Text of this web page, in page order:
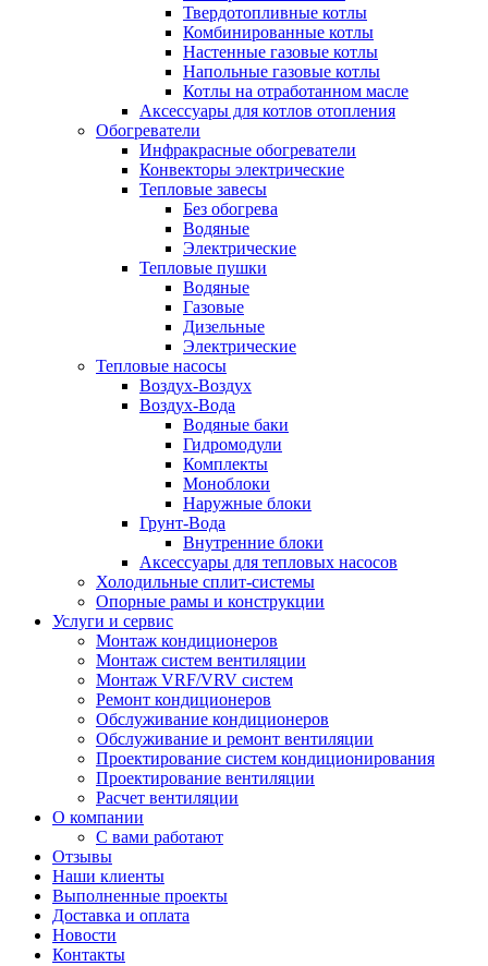
Твердотопливные котлы
Комбинированные котлы
Настенные газовые котлы
Напольные газовые котлы
Котлы на отработанном масле
Аксессуары для котлов отопления
Обогреватели
Инфракрасные обогреватели
Конвекторы электрические
Тепловые завесы
Без обогрева
Водяные
Электрические
Тепловые пушки
Водяные
Газовые
Дизельные
Электрические
Тепловые насосы
Воздух-Воздух
Воздух-Вода
Водяные баки
Гидромодули
Комплекты
Моноблоки
Наружные блоки
Грунт-Вода
Внутренние блоки
Аксессуары для тепловых насосов
Холодильные сплит-системы
Опорные рамы и конструкции
Услуги и сервис
Монтаж кондиционеров
Монтаж систем вентиляции
Монтаж VRF/VRV систем
Ремонт кондиционеров
Обслуживание кондиционеров
Обслуживание и ремонт вентиляции
Проектирование систем кондиционирования
Проектирование вентиляции
Расчет вентиляции
О компании
С вами работают
Отзывы
Наши клиенты
Выполненные проекты
Доставка и оплата
Новости
Контакты